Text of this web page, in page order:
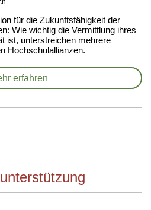
für die Zukunftsfähigkeit der
Wie wichtig die Vermittlung ihres
ist, unterstreichen mehrere
Hochschulallianzen.
erfahren